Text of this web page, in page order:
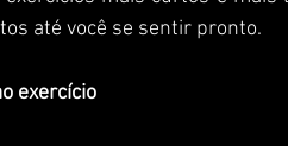
até você se sentir pronto.
exercício